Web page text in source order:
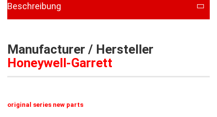
Beschreibung
Manufacturer / Hersteller
Honeywell-Garrett
original series new parts